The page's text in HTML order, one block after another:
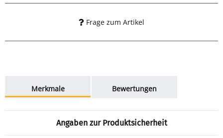
Frage zum Artikel
Merkmale
Bewertungen
Angaben zur Produktsicherheit